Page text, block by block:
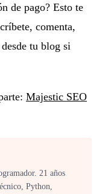
de pago? Esto te
comenta,
tu blog si
Majestic SEO
21 años
Python,